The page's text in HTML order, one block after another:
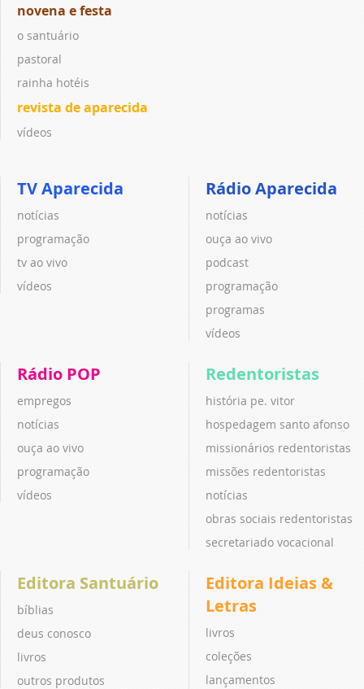
novena e festa
o santuário
pastoral
rainha hotéis
revista de aparecida
vídeos
TV Aparecida
notícias
programação
tv ao vivo
vídeos
Rádio Aparecida
notícias
ouça ao vivo
podcast
programação
programas
vídeos
Rádio POP
empregos
notícias
ouça ao vivo
programação
vídeos
Redentoristas
história pe. vitor
hospedagem santo afonso
missionários redentoristas
missões redentoristas
notícias
obras sociais redentoristas
secretariado vocacional
Editora Santuário
bíblias
deus conosco
livros
outros produtos
Editora Ideias &
Letras
livros
coleções
lançamentos